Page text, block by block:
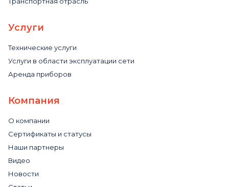
Услуги
Технические услуги
Услуги в области эксплуатации сети
Аренда приборов
Компания
О компании
Сертификаты и статусы
Наши партнеры
Видео
Новости